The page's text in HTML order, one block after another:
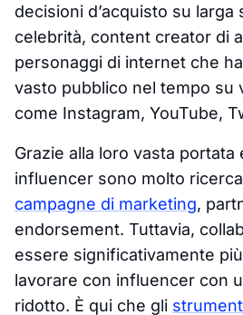
decisioni d’acquisto su larga
celebrità, content creator di
personaggi di internet che
vasto pubblico nel tempo su
come Instagram, YouTube,
Grazie alla loro vasta portata
influencer sono molto
campagne di marketing,
endorsement. Tuttavia,
essere significativamente
lavorare con influencer con
ridotto. È qui che gli